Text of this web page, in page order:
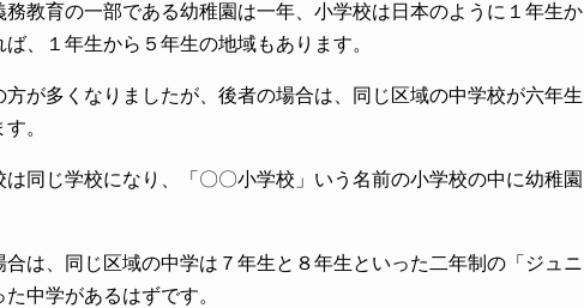
教育の一部である幼稚園は一年、小学校は日本のように１年生か
、１年生から５年生の地域もあります。
方が多くなりましたが、後者の場合は、同じ区域の中学校が六年生
。
同じ学校になり、「〇〇小学校」いう名前の小学校の中に幼稚園
は、同じ区域の中学は７年生と８年生といった二年制の「ジュニ
中学があるはずです。